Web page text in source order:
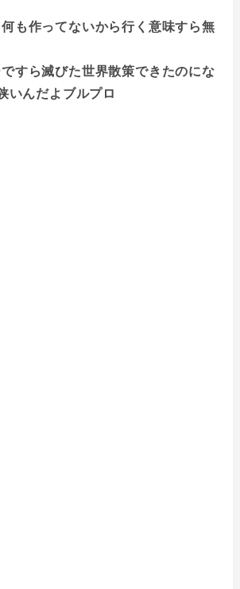
も作ってないから行く意味すら無
すら滅びた世界散策できたのにな
いんだよブルプロ